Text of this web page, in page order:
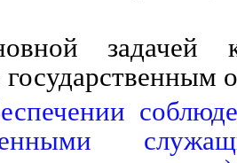
задачей
государственным